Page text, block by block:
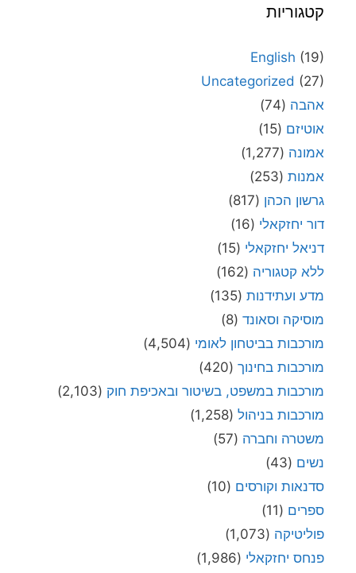
קטגוריות
English (19)
Uncategorized (27)
אהבה (74)
אוטיזם (15)
אמונה (1,277)
אמנות (253)
גרשון הכהן (817)
דור יחזקאלי (16)
דניאל יחזקאלי (15)
ללא קטגוריה (162)
מדע ועתידנות (135)
מוסיקה וסאונד (8)
מורכבות בביטחון לאומי (4,504)
מורכבות בחינוך (420)
מורכבות במשפט, בשיטור ובאכיפת חוק (2,103)
מורכבות בניהול (1,258)
משטרה וחברה (57)
נשים (43)
סדנאות וקורסים (10)
ספרים (11)
פוליטיקה (1,073)
פנחס יחזקאלי (1,986)